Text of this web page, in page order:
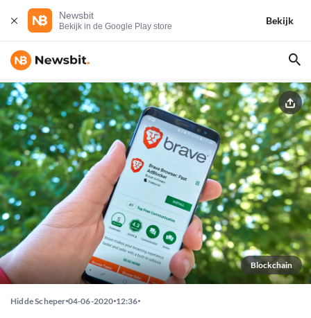
Newsbit
Bekijk in de Google Play store
Bekijk
Blockchain
Hidde Scheper 04-06-2020 12:36